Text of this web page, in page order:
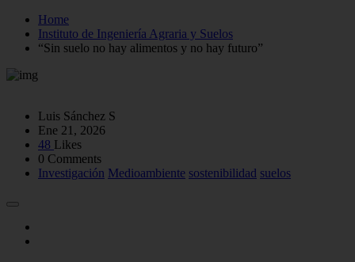
Home
Instituto de Ingeniería Agraria y Suelos
“Sin suelo no hay alimentos y no hay futuro”
Luis Sánchez S
Ene 21, 2026
48 Likes
0 Comments
Investigación Medioambiente sostenibilidad suelos